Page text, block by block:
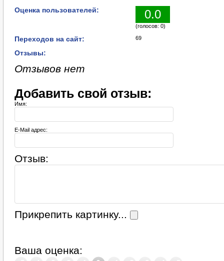
Оценка пользователей: 0.0
(голосов: 0)
Переходов на сайт: 69
Отзывы:
Отзывов нет
Добавить свой отзыв:
Имя:
E-Mail адрес:
Отзыв:
Прикрепить картинку...
Ваша оценка: